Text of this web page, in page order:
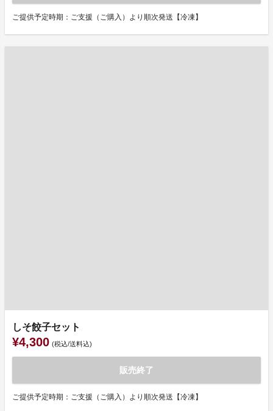
ご提供予定時期：ご支援（ご購入）より順次発送【冷凍】
しそ餃子セット
¥4,300 (税込/送料込)
販売終了
ご提供予定時期：ご支援（ご購入）より順次発送【冷凍】